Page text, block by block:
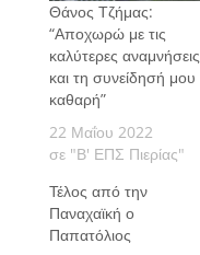
Θάνος Τζήμας:
“Αποχωρώ με τις
καλύτερες αναμνήσεις
και τη συνείδησή μου
καθαρή”
22 Μαΐου 2022
σε "Β' ΕΠΣ Πιερίας"
Τέλος από την
Παναχαϊκή ο
Παπατόλιος